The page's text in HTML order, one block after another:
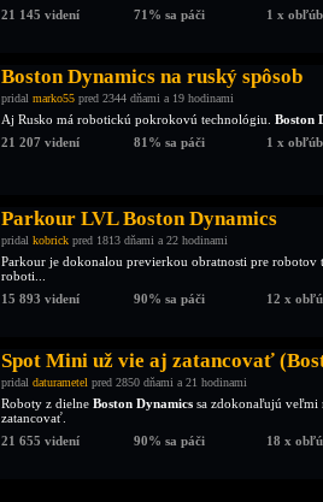
21 145 videní
71% sa páči 1 x
Boston Dynamics na ruský spôsob
pridal marko55 pred 2344 dňami a 19 hodinami
Aj Rusko má robotickú pokrokovú technológiu. Boston
21 207 videní
81% sa páči 1 x
Parkour LVL Boston Dynamics
pridal kobrick pred 1813 dňami a 22 hodinami
Parkour je dokonalou previerkou obratnosti pre robotov
roboti...
15 893 videní
90% sa páči 12 x
Spot Mini už vie aj zatancovať
pridal daturametel pred 2850 dňami a 21 hodinami
Roboty z dielne Boston Dynamics sa zdokonaľujú veľmi
zatancovať.
21 655 videní
90% sa páči 18 x